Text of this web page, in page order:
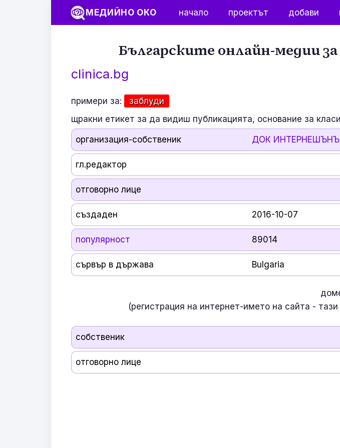
МЕДИЙНО ОКО начало проектът добави
Българските онлайн-медии
clinica.bg
примери за:
заблуди
щракни етикет за да видиш публикацията, основание за
организация-собственик ДОК
гл.редактор
отговорно лице
създаден 2016-10-07
популярност 89014
сървър в държава Bulgaria
(регистрация на интернет-името на сайта -
собственик
отговорно лице